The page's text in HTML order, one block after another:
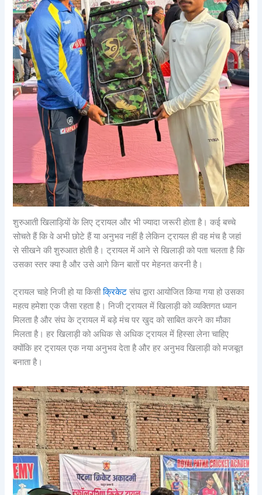
शुरुआती खिलाड़ियों के लिए ट्रायल और भी ज्यादा जरूरी होता है। कई बच्चे
सोचते हैं कि वे अभी छोटे हैं या अनुभव नहीं है लेकिन ट्रायल ही वह मंच है जहां
से सीखने की शुरुआत होती है। ट्रायल में आने से खिलाड़ी को पता चलता है कि
उसका स्तर क्या है और उसे आगे किन बातों पर मेहनत करनी है।
ट्रायल चाहे निजी हो या किसीक्रिकेट संघ द्वारा आयोजित किया गया हो उसका
महत्व हमेशा एक जैसा रहता है। निजी ट्रायल में खिलाड़ी को व्यक्तिगत ध्यान
मिलता है और संघ के ट्रायल में बड़े मंच पर खुद को साबित करने का मौका
मिलता है। हर खिलाड़ी को अधिक से अधिक ट्रायल में हिस्सा लेना चाहिए
क्योंकि हर ट्रायल एक नया अनुभव देता है और हर अनुभव खिलाड़ी को मजबूत
बनाता है।